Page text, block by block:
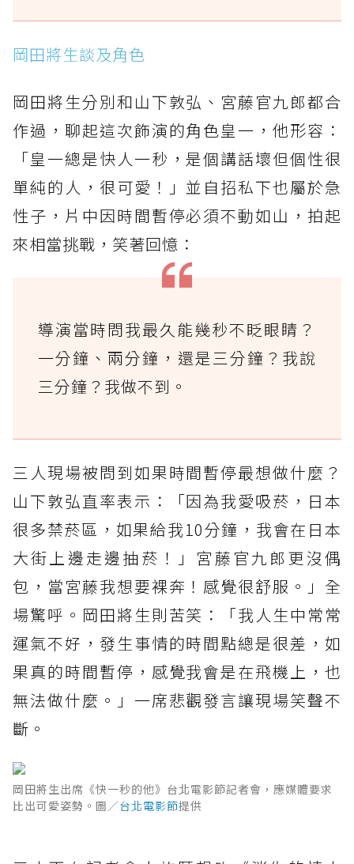
岡田將生談及角色
岡田將生分別和山下敦弘、宮藤官九郎都合
作過，聊起這次飾演的角色皇一，他形容：
「皇一總是快人一秒，是個講話壞但個性很
單純的人，很可愛！」並自招私下也屬於急
性子，片中因時間暫停必須不動如山，拍起
來相當挑戰，笑著回憶：
導演當時問我最久能幾秒不眨眼睛？
一分鐘、兩分鐘，還是三分鐘？我說
三分鐘？我做不到。
三人現場被問到如果時間暫停最想做什麼？
山下敦弘直率表示：「因為我愛吸菸，日本
很多禁菸區，如果給我10分鐘，我會在日本
大街上邊走邊抽菸！」宮藤官九郎更沒偶
包，當宮藤我想要裸奔！感覺很舒服。」全
場驚呼。岡田將生則苦笑：「我人生中常常
運氣不好，發生事情的時間點總是很差，如
果真的時間暫停，感覺我會是在飛機上，也
無法做什麼。」一席悲觀發言讓現場笑聲不
斷。
岡田將生出席《快一秒的他》台北電影節記者會，應媒體要求
比出可愛姿勢。圖／台北電影節提供